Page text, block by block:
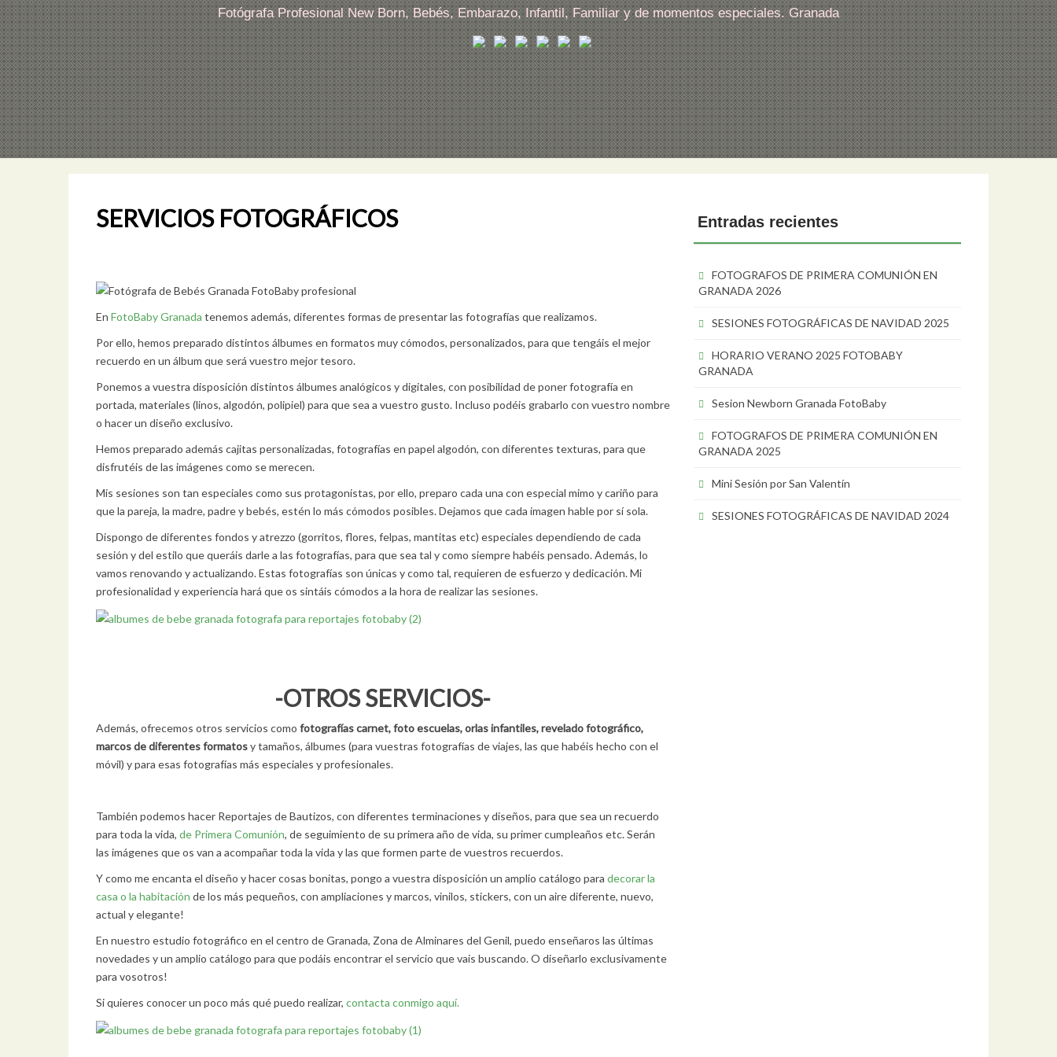
Fotógrafa Profesional New Born, Bebés, Embarazo, Infantil, Familiar y de momentos especiales. Granada
SERVICIOS FOTOGRÁFICOS
En FotoBaby Granada tenemos además, diferentes formas de presentar las fotografías que realizamos.
Por ello, hemos preparado distintos álbumes en formatos muy cómodos, personalizados, para que tengáis el mejor
recuerdo en un álbum que será vuestro mejor tesoro.
Ponemos a vuestra disposición distintos álbumes analógicos y digitales, con posibilidad de poner fotografía en
portada, materiales (linos, algodón, polipiel) para que sea a vuestro gusto. Incluso podéis grabarlo con vuestro nombre
o hacer un diseño exclusivo.
Hemos preparado además cajitas personalizadas, fotografías en papel algodón, con diferentes texturas, para que
disfrutéis de las imágenes como se merecen.
Mis sesiones son tan especiales como sus protagonistas, por ello, preparo cada una con especial mimo y cariño para
que la pareja, la madre, padre y bebés, estén lo más cómodos posibles. Dejamos que cada imagen hable por sí sola.
Dispongo de diferentes fondos y atrezzo (gorritos, flores, felpas, mantitas etc) especiales dependiendo de cada
sesión y del estilo que queráis darle a las fotografías, para que sea tal y como siempre habéis pensado. Además, lo
vamos renovando y actualizando. Estas fotografías son únicas y como tal, requieren de esfuerzo y dedicación. Mi
profesionalidad y experiencia hará que os sintáis cómodos a la hora de realizar las sesiones.
-OTROS SERVICIOS-
Además, ofrecemos otros servicios como fotografías carnet, foto escuelas, orlas infantiles, revelado fotográfico,
marcos de diferentes formatosy tamaños, álbumes (para vuestras fotografías de viajes, las que habéis hecho con el
móvil) y para esas fotografías más especiales y profesionales.
También podemos hacer Reportajes de Bautizos, con diferentes terminaciones y diseños, para que sea un recuerdo
para toda la vida, de Primera Comunión, de seguimiento de su primera año de vida, su primer cumpleaños etc. Serán
las imágenes que os van a acompañar toda la vida y las que formen parte de vuestros recuerdos.
Y como me encanta el diseño y hacer cosas bonitas, pongo a vuestra disposición un amplio catálogo para decorar la
casa o la habitación de los más pequeños, con ampliaciones y marcos, vinilos, stickers, con un aire diferente, nuevo,
actual y elegante!
En nuestro estudio fotográfico en el centro de Granada, Zona de Alminares del Genil, puedo enseñaros las últimas
novedades y un amplio catálogo para que podáis encontrar el servicio que vais buscando. O diseñarlo exclusivamente
para vosotros!
Si quieres conocer un poco más qué puedo realizar, contacta conmigo aquí.
Entradas recientes
FOTOGRAFOS DE PRIMERA COMUNIÓN EN
GRANADA 2026
SESIONES FOTOGRÁFICAS DE NAVIDAD 2025
HORARIO VERANO 2025 FOTOBABY
GRANADA
Sesion Newborn Granada FotoBaby
FOTOGRAFOS DE PRIMERA COMUNIÓN EN
GRANADA 2025
Mini Sesión por San Valentín
SESIONES FOTOGRÁFICAS DE NAVIDAD 2024